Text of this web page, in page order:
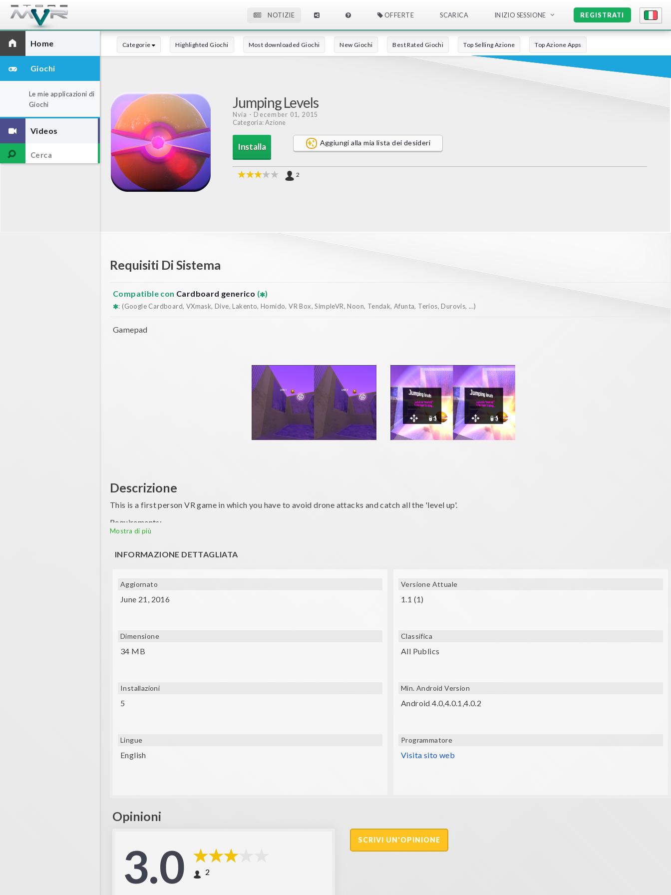
NOTIZIE OFFERTE SCARICA INIZIO SESSIONE REGISTRATI
Home
Giochi
Le mie applicazioni di
Giochi
Videos
Categorie Highlighted Giochi Most downloaded Giochi New Giochi Best Rated Giochi Top Selling Azione Top Azione Apps
Jumping Levels
Nvía - December 01, 2015
Categoria: Azione
Installa Aggiungi alla mia lista dei desideri
2
Requisiti Di Sistema
Compatible con Cardboard generico ( )
: (Google Cardboard, VXmask, Dive, Lakento, Homido, VR Box, SimpleVR, Noon, Tendak, Afunta, Terios, Durovis, ...)
Gamepad
Descrizione
This is a first person VR game in which you have to avoid drone attacks and catch all the 'level up'.
Requirements:
- Compatible VR glasses (VXMASK, Lakento, Durovis, Google Cardboard, etc.)
Mostra di più
INFORMAZIONE DETTAGLIATA
Aggiornato
June 21, 2016
Dimensione
34 MB
Installazioni
5
Lingue
English
Versione Attuale
1.1 (1)
Classifica
All Publics
Min. Android Version
Android 4.0,4.0.1,4.0.2
Programmatore
Visita sito web
Opinioni
3.0 2
SCRIVI UN'OPINIONE